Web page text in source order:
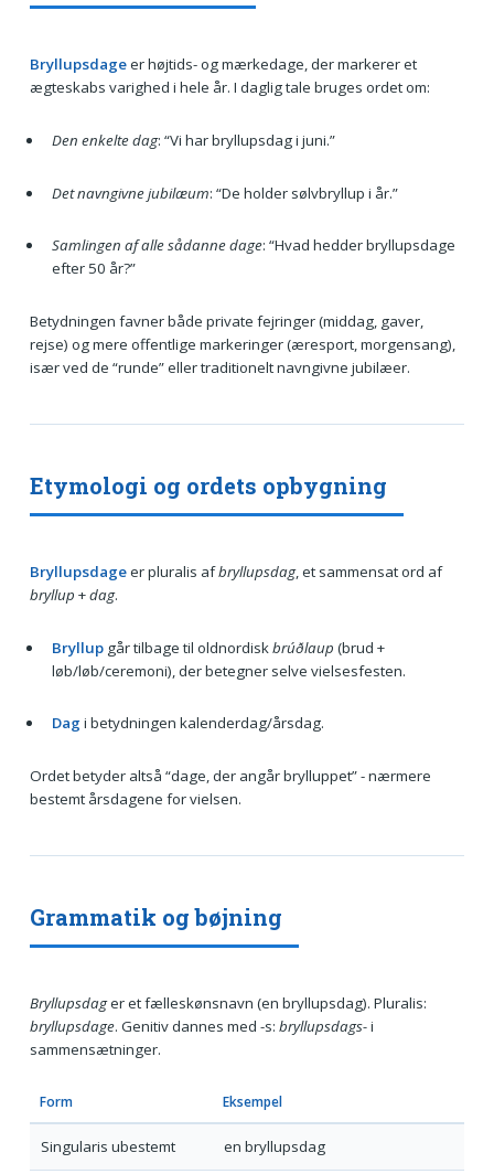
Bryllupsdageer højtids- og mærkedage, der markerer et
ægteskabs varighed i hele år. I daglig tale bruges ordet om:
Den enkelte dag: “Vi har bryllupsdag i juni.”
Det navngivne jubilæum: “De holder sølvbryllup i år.”
Samlingen af alle sådanne dage: “Hvad hedder bryllupsdage
efter 50 år?”
Betydningen favner både private fejringer (middag, gaver,
rejse) og mere offentlige markeringer (æresport, morgensang),
især ved de “runde” eller traditionelt navngivne jubilæer.
Etymologi og ordets opbygning
Bryllupsdageer pluralis afbryllupsdag, et sammensat ord af
bryllup +dag.
Bryllupgår tilbage til oldnordiskbrúðlaup (brud +
løb/løb/ceremoni), der betegner selve vielsesfesten.
Dag i betydningen kalenderdag/årsdag.
Ordet betyder altså “dage, der angår brylluppet” - nærmere
bestemt årsdagene for vielsen.
Grammatik og bøjning
Bryllupsdager et fælleskønsnavn (en bryllupsdag). Pluralis:
bryllupsdage. Genitiv dannes med -s: bryllupsdags-i
sammensætninger.
Form Eksempel
Singularis ubestemt en bryllupsdag